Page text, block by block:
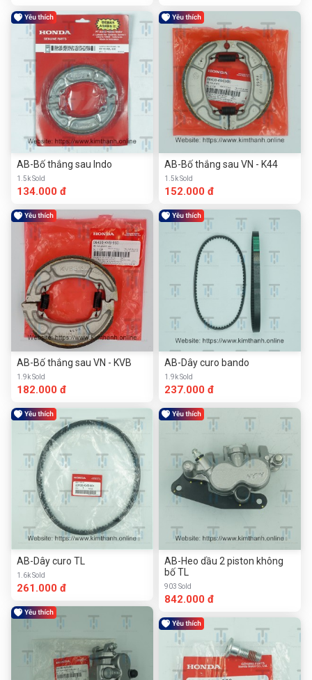
AB-Bố thắng sau Indo
1.5k Sold
134.000 đ
AB-Bố thắng sau VN - KVB
1.9k Sold
182.000 đ
AB-Dây curo TL
1.6k Sold
261.000 đ
AB-Bố thắng sau VN - K44
1.5k Sold
152.000 đ
AB-Dây curo bando
1.9k Sold
237.000 đ
AB-Heo dầu 2 piston không
bố TL
903 Sold
842.000 đ